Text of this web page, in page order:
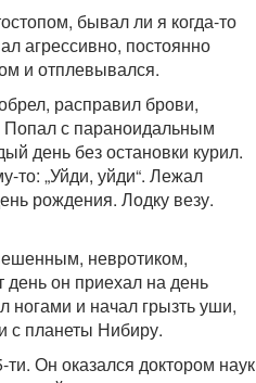
бывал ли я когда-то
агрессивно, постоянно
и отплевывался.
расправил брови,
Попал с параноидальным
день без остановки курил.
то: „Уйди, уйди“. Лежал
рождения. Лодку везу.
невротиком,
день он приехал на день
ногами и начал грызть уши,
с планеты Нибиру.
Он оказался доктором наук